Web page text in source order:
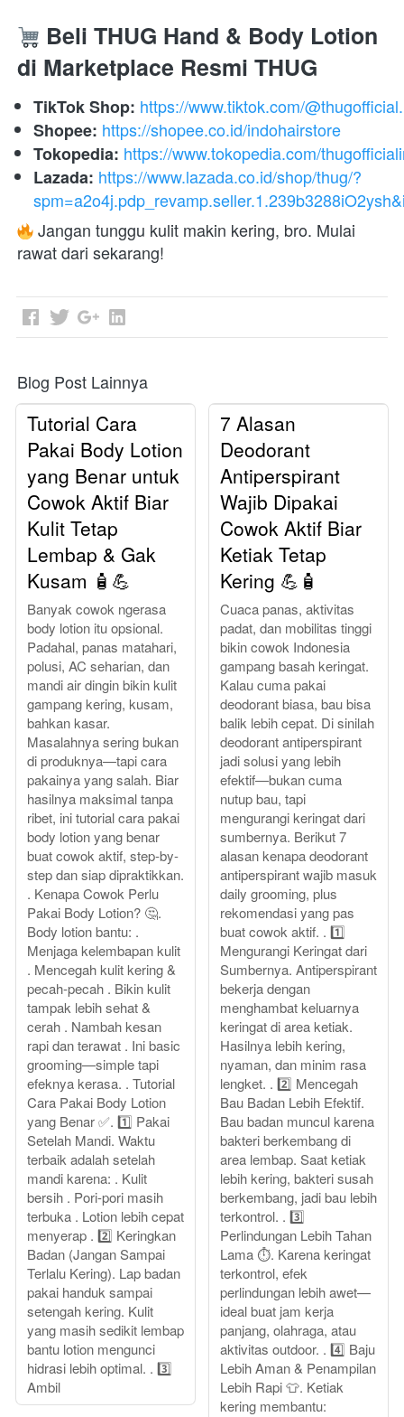
Beli THUG Hand & Body Lotion
di Marketplace Resmi THUG
TikTok Shop: https://www.tiktok.com/
Shopee: https://shopee.co.id/indohairstore
Tokopedia: https://www.tokopedia.com/
Lazada: https://www.lazada.co.id/shop/thug/?
Jangan tunggu kulit makin kering, bro. Mulai
rawat dari sekarang!
Blog Post Lainnya
Tutorial Cara
Pakai Body Lotion
yang Benar untuk
Cowok Aktif Biar
Kulit Tetap
Lembap & Gak
Kusam 🧴💪
Banyak cowok ngerasa
body lotion itu opsional.
Padahal, panas matahari,
polusi, AC seharian, dan
mandi air dingin bikin kulit
gampang kering, kusam,
bahkan kasar.
Masalahnya sering bukan
di produknya—tapi cara
pakainya yang salah. Biar
hasilnya maksimal tanpa
ribet, ini tutorial cara pakai
body lotion yang benar
buat cowok aktif, step-by-
step dan siap dipraktikkan.
. Kenapa Cowok Perlu
Pakai Body Lotion? 🤔.
Body lotion bantu: .
Menjaga kelembapan kulit
. Mencegah kulit kering &
pecah-pecah . Bikin kulit
tampak lebih sehat &
cerah . Nambah kesan
rapi dan terawat . Ini basic
grooming—simple tapi
efeknya kerasa. . Tutorial
Cara Pakai Body Lotion
yang Benar ✅. 1️⃣ Pakai
Setelah Mandi. Waktu
terbaik adalah setelah
mandi karena: . Kulit
bersih . Pori-pori masih
terbuka . Lotion lebih cepat
menyerap . 2️⃣ Keringkan
Badan (Jangan Sampai
Terlalu Kering). Lap badan
pakai handuk sampai
setengah kering. Kulit
yang masih sedikit lembap
bantu lotion mengunci
hidrasi lebih optimal. . 3️⃣
Ambil
7 Alasan
Deodorant
Antiperspirant
Wajib Dipakai
Cowok Aktif Biar
Ketiak Tetap
Kering 💪🧴
Cuaca panas, aktivitas
padat, dan mobilitas tinggi
bikin cowok Indonesia
gampang basah keringat.
Kalau cuma pakai
deodorant biasa, bau bisa
balik lebih cepat. Di sinilah
deodorant antiperspirant
jadi solusi yang lebih
efektif—bukan cuma
nutup bau, tapi
mengurangi keringat dari
sumbernya. Berikut 7
alasan kenapa deodorant
antiperspirant wajib masuk
daily grooming, plus
rekomendasi yang pas
buat cowok aktif. . 1️⃣
Mengurangi Keringat dari
Sumbernya. Antiperspirant
bekerja dengan
menghambat keluarnya
keringat di area ketiak.
Hasilnya lebih kering,
nyaman, dan minim rasa
lengket. . 2️⃣ Mencegah
Bau Badan Lebih Efektif.
Bau badan muncul karena
bakteri berkembang di
area lembap. Saat ketiak
lebih kering, bakteri susah
berkembang, jadi bau lebih
terkontrol. . 3️⃣
Perlindungan Lebih Tahan
Lama ⏱️. Karena keringat
terkontrol, efek
perlindungan lebih awet—
ideal buat jam kerja
panjang, olahraga, atau
aktivitas outdoor. . 4️⃣ Baju
Lebih Aman & Penampilan
Lebih Rapi 👕. Ketiak
kering membantu: